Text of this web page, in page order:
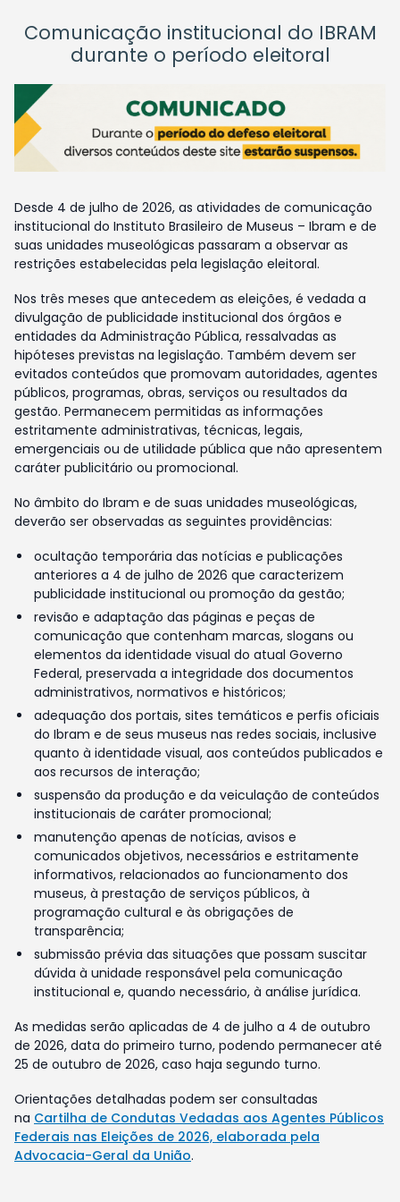
Comunicação institucional do IBRAM
durante o período eleitoral
Desde 4 de julho de 2026, as atividades de comunicação
institucional do Instituto Brasileiro de Museus – Ibram e de
suas unidades museológicas passaram a observar as
restrições estabelecidas pela legislação eleitoral.
Nos três meses que antecedem as eleições, é vedada a
divulgação de publicidade institucional dos órgãos e
entidades da Administração Pública, ressalvadas as
hipóteses previstas na legislação. Também devem ser
evitados conteúdos que promovam autoridades, agentes
públicos, programas, obras, serviços ou resultados da
gestão. Permanecem permitidas as informações
estritamente administrativas, técnicas, legais,
emergenciais ou de utilidade pública que não apresentem
caráter publicitário ou promocional.
No âmbito do Ibram e de suas unidades museológicas,
deverão ser observadas as seguintes providências:
ocultação temporária das notícias e publicações
anteriores a 4 de julho de 2026 que caracterizem
publicidade institucional ou promoção da gestão;
revisão e adaptação das páginas e peças de
comunicação que contenham marcas, slogans ou
elementos da identidade visual do atual Governo
Federal, preservada a integridade dos documentos
administrativos, normativos e históricos;
adequação dos portais, sites temáticos e perfis oficiais
do Ibram e de seus museus nas redes sociais, inclusive
quanto à identidade visual, aos conteúdos publicados e
aos recursos de interação;
suspensão da produção e da veiculação de conteúdos
institucionais de caráter promocional;
manutenção apenas de notícias, avisos e
comunicados objetivos, necessários e estritamente
informativos, relacionados ao funcionamento dos
museus, à prestação de serviços públicos, à
programação cultural e às obrigações de
transparência;
submissão prévia das situações que possam suscitar
dúvida à unidade responsável pela comunicação
institucional e, quando necessário, à análise jurídica.
As medidas serão aplicadas de 4 de julho a 4 de outubro
de 2026, data do primeiro turno, podendo permanecer até
25 de outubro de 2026, caso haja segundo turno.
Orientações detalhadas podem ser consultadas
na Cartilha de Condutas Vedadas aos Agentes Públicos
Federais nas Eleições de 2026, elaborada pela
Advocacia-Geral da União.